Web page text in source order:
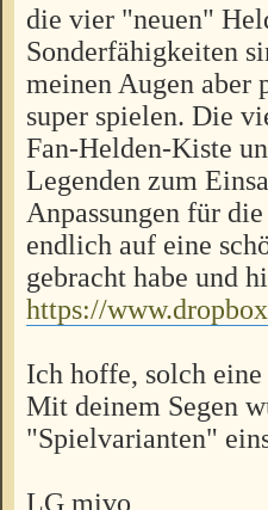
die vier "neuen"
Sonderfähigkeiten
meinen Augen aber
super spielen. Die
Fan-Helden-Kiste
Legenden zum
Anpassungen für
endlich auf eine
gebracht habe und
https://
Ich hoffe, solch
Mit deinem Segen
"Spielvarianten"
LG mivo